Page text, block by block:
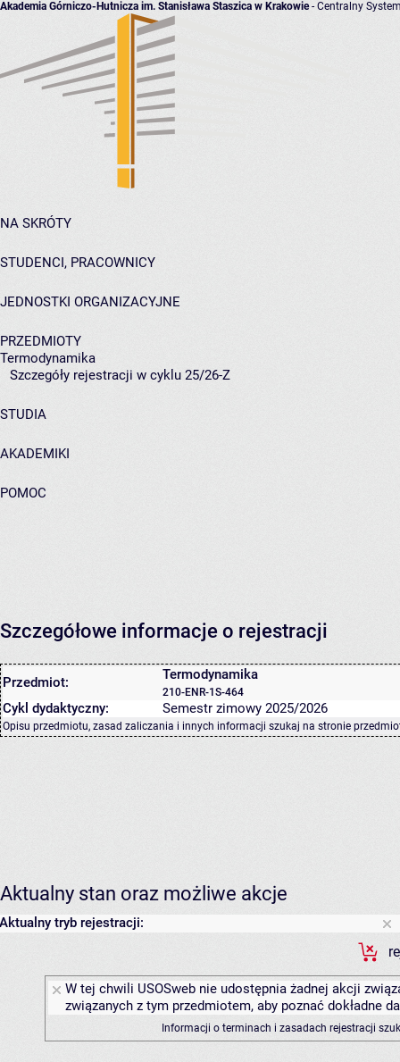
Akademia Górniczo-Hutnicza im. Stanisława Staszica w Krakowie- Centralny
NA SKRÓTY
STUDENCI, PRACOWNICY
JEDNOSTKI ORGANIZACYJNE
PRZEDMIOTY
Termodynamika
Szczegóły rejestracji w cyklu 25/26-Z
STUDIA
AKADEMIKI
POMOC
Szczegółowe informacje o rejestracji
Przedmiot: Termodynamika
210-ENR-1S-464
Cykl dydaktyczny: Semestr zimowy 2025/2026
Opisu przedmiotu, zasad zaliczania i innych informacji szukaj na stronie
Aktualny stan oraz możliwe akcje
Aktualny tryb rejestracji:
W tej chwili USOSweb nie udostępnia żadnej akcji
związanych z tym przedmiotem, aby poznać dokładne
Informacji o terminach i zasadach rejestracji